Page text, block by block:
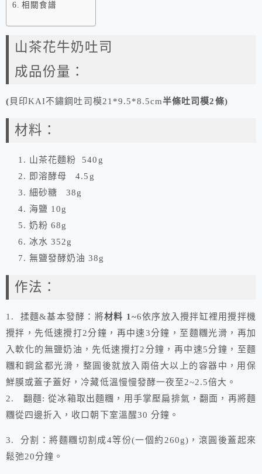
相關食譜
山茶花牛奶吐司
成品份量：
(貝印KAI不鏽鋼吐司模21*9.5*8.5cm半條吐司模2條)
材料：
山茶花麵粉 540g
即溶酵母 4.5g
細砂糖 38g
海鹽 10g
奶粉 68g
冰水 352g
無鹽發酵奶油 38g
作法：
1. 揉麵&基本發酵：將材料 1~6依序放入攪拌缸裡用攪拌機
攪拌，先低速攪打2分鐘，再中速3分鐘，至麵糰光滑，再加
入軟化的無鹽奶油，先低速攪打2分鐘，再中速5分鐘，至麵
糰和鋼盆都光滑，整圓後就放入兩倍大以上的容器中，用保
鮮膜或蓋子蓋好，冷藏低溫慢慢發酵一夜至2~2.5倍大。
2. 翻麵: 從冰箱取出麵糰，用手掌壓扁排氣，翻面，再將麵
糰從四邊折入，收口朝下室溫醒30 分鐘。
3. 分割：將麵糰切割成4等份(一個約260g)，滾圓後蓋起來
鬆弛20分鐘。